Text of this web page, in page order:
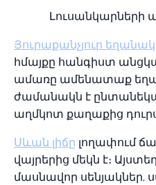
Լուսանկարների
Յուրաքանչյուր եղանակ
հմայքը հանգիստ
ամառը ամենատաք
ժամանակն է
աղմկոտ քաղաքից
Սևան լիճը լողափում
վայրերից մեկն է։
մասնավոր սենյակներ,